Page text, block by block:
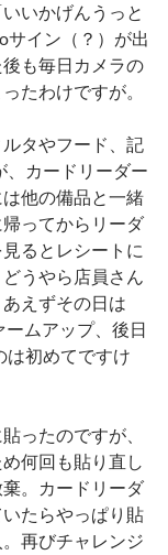
いかげんうっと
サイン（？）が出
も毎日カメラの
たわけですが。
タやフード、記
、カードリーダー
他の備品と一緒
ってからリーダ
るとレシートに
うやら店員さん
えずその日は
ームアップ、後日
は初めてですけ
ったのですが、
何回も貼り直し
。カードリーダ
たらやっぱり貼
再びチャレンジ